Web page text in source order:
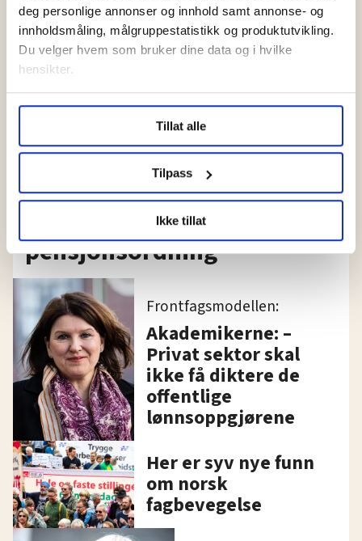
deg personlige annonser og innhold samt annonse- og
innholdsmåling, målgruppestatistikk og produktutvikling.
Du velger hvem som bruker dine data og i hvilke
hensikter.
Undermer infokan du lese om hvordan dine personlige
data behandles og hvordan du kan velge hvordan de skal
brukes. Du kan hele tiden endre eller trekke tilbake ditt
samtykke fra erklæringen om informasjonskapsler.
LO Medias publikasjoner frifagbevegelse.no, hk-nytt.no
og fontene.no bruker informasjonskapsler (cookies) for å
lære hvordan våre nettsider blir brukt slik at vi tilby
relevant innhold, tilpassede annonser og utarbeide
statistikk.
Vi deler bare informasjon om hvordan du bruker
nettstedet med LO Medias egne samarbeidspartnere
innenfor analyse og annonsering. Disse er angitt i
oversikten lengre ned på denne siden.
Tillat alle
Tilpass
Ikke tillat
Dagens pensjon under endring
Arbeidslivets parter ber
politikerne vente med ny
pensjonsordning
Frontfagsmodellen:
Akademikerne: –
Privat sektor skal
ikke få diktere de
offentlige
lønnsoppgjørene
Her er syv nye funn
om norsk
fagbevegelse